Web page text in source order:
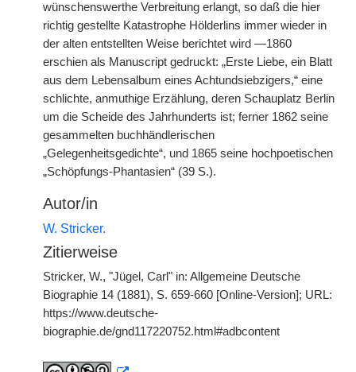
wünschenswerthe Verbreitung erlangt, so daß die hier
richtig gestellte Katastrophe Hölderlins immer wieder in
der alten entstellten Weise berichtet wird —1860
erschien als Manuscript gedruckt: „Erste Liebe, ein Blatt
aus dem Lebensalbum eines Achtundsiebzigers,“ eine
schlichte, anmuthige Erzählung, deren Schauplatz Berlin
um die Scheide des Jahrhunderts ist; ferner 1862 seine
gesammelten buchhändlerischen
„Gelegenheitsgedichte“, und 1865 seine hochpoetischen
„Schöpfungs-Phantasien“ (39 S.).
Autor/in
W. Stricker.
Zitierweise
Stricker, W., "Jügel, Carl" in: Allgemeine Deutsche
Biographie 14 (1881), S. 659-660 [Online-Version]; URL:
https://www.deutsche-
biographie.de/gnd117220752.html#adbcontent